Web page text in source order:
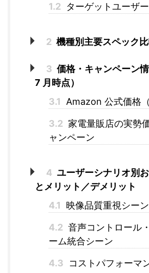
1.2 ターゲットユーザ
2 機種別主要スペック
3 価格・キャンペーン
7 月時点）
3.1
Amazon 公式価格
3.2 家電量販店の実勢
ャンペーン
4 ユーザーシナリオ別
とメリット／デメリット
4.1
映像品質重視シーン
4.2 音声コントロール
ーム統合シーン
4.3
コストパフォーマ